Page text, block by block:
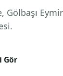
Gölbaşı
Gör